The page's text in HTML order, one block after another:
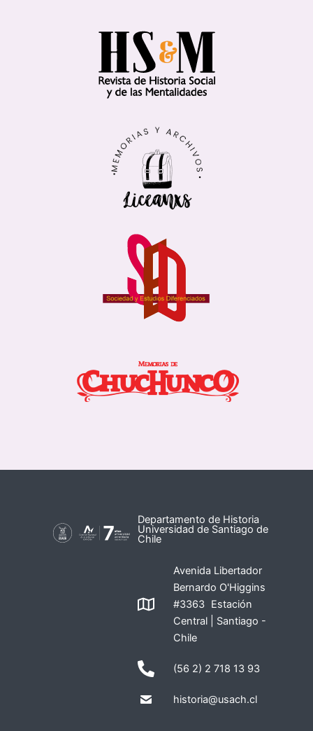
Departamento de Historia
Universidad de Santiago de
Chile
Avenida Libertador
Bernardo O'Higgins
#3363 Estación
Central | Santiago -
Chile
(56 2) 2 718 13 93
historia@usach.cl